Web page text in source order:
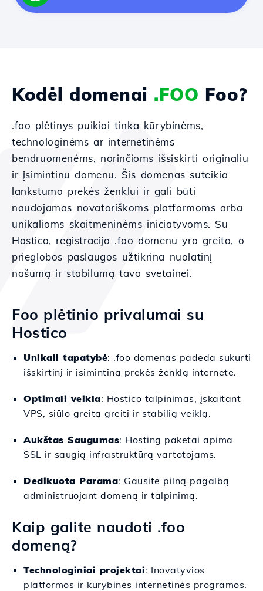
Kodėl domenai .FOO Foo?
.foo plėtinys puikiai tinka kūrybinėms,
technologinėms ar internetinėms
bendruomenėms, norinčioms išsiskirti originaliu
ir įsimintinu domenu. Šis domenas suteikia
lankstumo prekės ženklui ir gali būti
naudojamas novatoriškoms platformoms arba
unikalioms skaitmeninėms iniciatyvoms. Su
Hostico, registracija .foo domenu yra greita, o
prieglobos paslaugos užtikrina nuolatinį
našumą ir stabilumą tavo svetainei.
Foo plėtinio privalumai su
Hostico
Unikali tapatybė: .foo domenas padeda sukurti
išskirtinį ir įsimintiną prekės ženklą internete.
Optimali veikla: Hostico talpinimas, įskaitant
VPS, siūlo greitą greitį ir stabilią veiklą.
Aukštas Saugumas: Hosting paketai apima
SSL ir saugią infrastruktūrą vartotojams.
Dedikuota Parama: Gausite pilną pagalbą
administruojant domeną ir talpinimą.
Kaip galite naudoti .foo
domeną?
Technologiniai projektai: Inovatyvios
platformos ir kūrybinės internetinės programos.